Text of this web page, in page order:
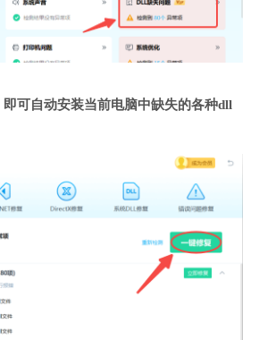
可自动安装当前电脑中缺失的各种dll